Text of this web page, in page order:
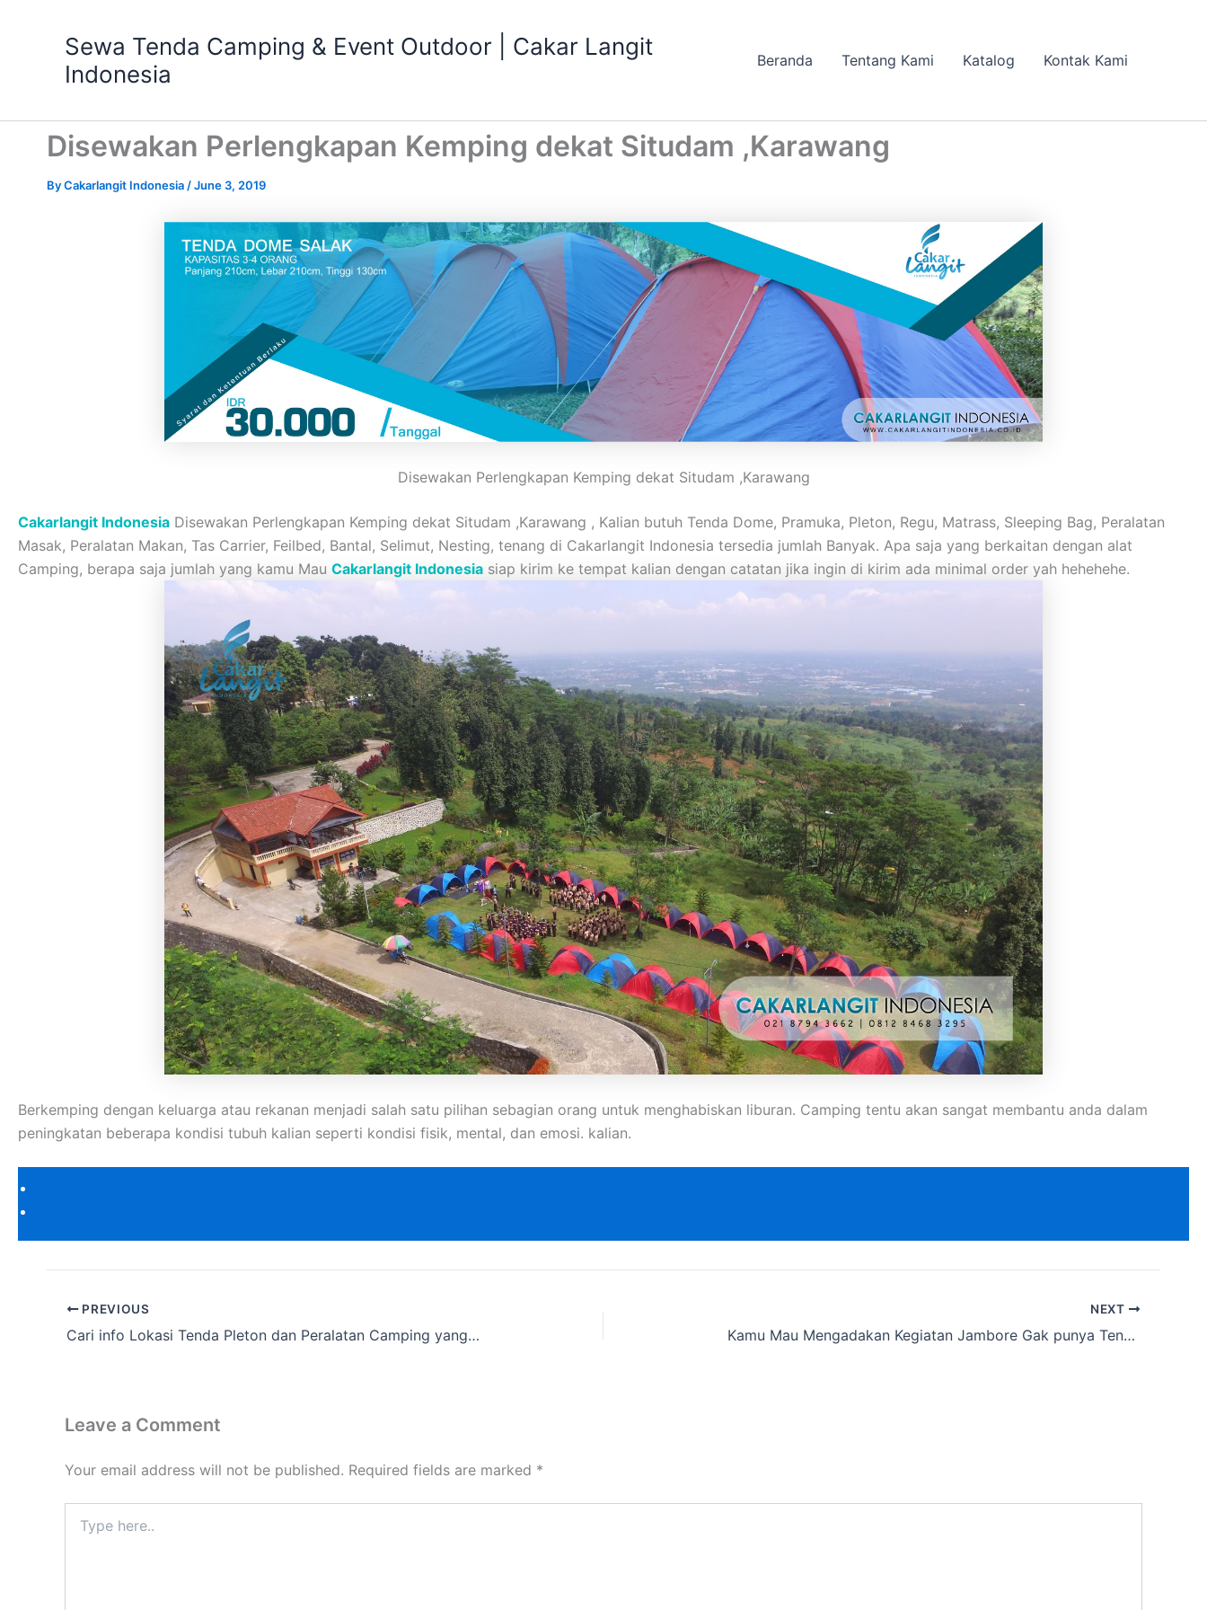
Sewa Tenda Camping & Event Outdoor | Cakar Langit
Indonesia
Beranda Tentang Kami Katalog Kontak Kami
Disewakan Perlengkapan Kemping dekat Situdam ,Karawang
ByCakarlangit Indonesia /June 3, 2019
Disewakan Perlengkapan Kemping dekat Situdam ,Karawang
Cakarlangit Indonesia Disewakan Perlengkapan Kemping dekat Situdam ,Karawang , Kalian butuh Tenda Dome, Pramuka, Pleton, Regu, Matrass, Sleeping Bag, Peralatan
Masak, Peralatan Makan, Tas Carrier, Feilbed, Bantal, Selimut, Nesting, tenang di Cakarlangit Indonesia tersedia jumlah Banyak. Apa saja yang berkaitan dengan alat
Camping, berapa saja jumlah yang kamu Mau Cakarlangit Indonesia siap kirim ke tempat kalian dengan catatan jika ingin di kirim ada minimal order yah hehehehe.
Berkemping dengan keluarga atau rekanan menjadi salah satu pilihan sebagian orang untuk menghabiskan liburan. Camping tentu akan sangat membantu anda dalam
peningkatan beberapa kondisi tubuh kalian seperti kondisi fisik, mental, dan emosi. kalian.
PREVIOUS
Cari info Lokasi Tenda Pleton dan Peralatan Camping yang direntalkan Cakarlangit Ready Banyak dekat Sukamulya,Garut
NEXT
Kamu Mau Mengadakan Kegiatan Jambore Gak punya Tenda Dome rental ke Cakarlangit Indonesia Ajah Ciliang,Pangandaran
Leave a Comment
Your email address will not be published. Required fields are marked *
here..